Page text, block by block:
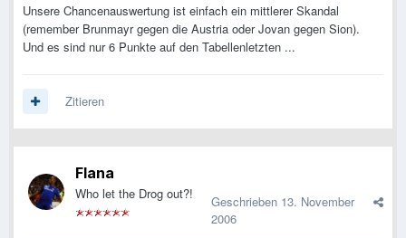
Unsere Chancenauswertung ist einfach ein mittlerer Skandal
(remember Brunmayr gegen die Austria oder Jovan gegen Sion).
Und es sind nur 6 Punkte auf den Tabellenletzten ...
Zitieren
Flana
Who let the Drog out?! Geschrieben 13. November
2006